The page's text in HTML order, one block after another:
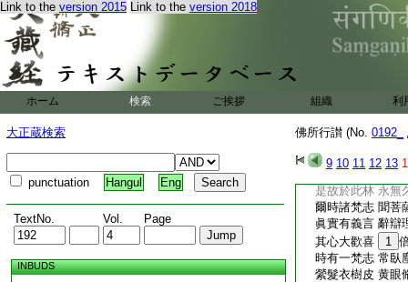
Link to the version 2015 Link to the version 2018
ホーム 検索 ご挨拶 組織 利
大正蔵検索
punctuation Hangul Eng
TextNo. Vol. Page
INBUDS
佛所行讃 (No. 0192_
9 10 11 12 13
美説感人懷 聞者
聞汝等所説 増我
汝等悉歸我 以爲
而今棄捨汝 其心
合會別離苦 其苦
非我心不樂 亦不
但汝等苦行 悉求
我求滅三有 形背
汝等所行法 自習
是故於此林 永無
爾時諸梵志 聞菩
眞實有義言 辭辯
其心大歡喜
1
時有一梵志 常臥
縈髮衣樹皮 黄眼